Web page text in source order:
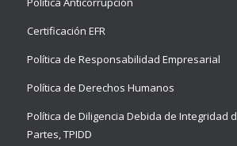
Certificación EFR
Política de Responsabilidad Empresarial
Política de Derechos Humanos
Política de Diligencia Debida de Integridad
Partes, TPIDD